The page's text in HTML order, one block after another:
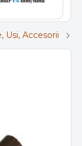
Usi, Accesorii